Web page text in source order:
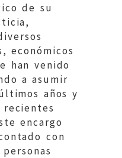
de su
económicos
han venido
a asumir
años y
encargo
con